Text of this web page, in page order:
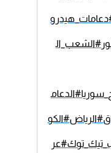
#الشعب_ال
#الدعام
#الرياض#الكو
#عر